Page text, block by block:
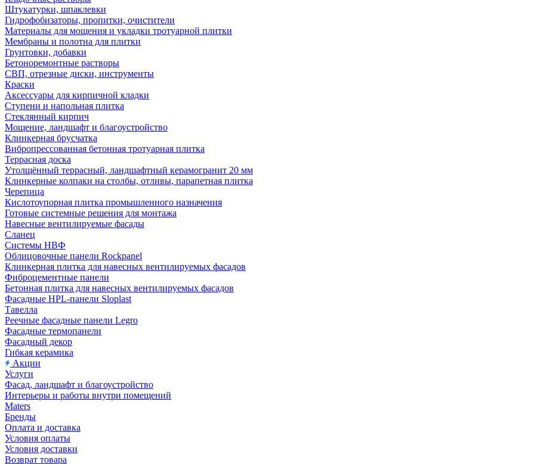
Штукатурки, шпаклевки
Гидрофобизаторы, пропитки, очистители
Материалы для мощения и укладки тротуарной плитки
Мембраны и полотна для плитки
Грунтовки, добавки
Бетоноремонтные растворы
СВП, отрезные диски, инструменты
Краски
Аксессуары для кирпичной кладки
Ступени и напольная плитка
Cтеклянный кирпич
Мощение, ландшафт и благоустройство
Клинкерная брусчатка
Вибропрессованная бетонная тротуарная плитка
Террасная доска
Утолщённый террасный, ландшафтный керамогранит 20 мм
Клинкерные колпаки на столбы, отливы, парапетная плитка
Черепица
Кислотоупорная плитка промышленного назначения
Готовые системные решения для монтажа
Навесные вентилируемые фасады
Сланец
Системы НВФ
Облицовочные панели Rockpanel
Клинкерная плитка для навесных вентилируемых фасадов
Фиброцементные панели
Бетонная плитка для навесных вентилируемых фасадов
Фасадные HPL-панели Sloplast
Тавелла
Реечные фасадные панели Legro
Фасадные термопанели
Фасадный декор
Гибкая керамика
Акции
Услуги
Фасад, ландшафт и благоустройство
Интерьеры и работы внутри помещений
Maters
Бренды
Оплата и доставка
Условия оплаты
Условия доставки
Возврат товара